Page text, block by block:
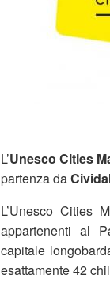
L’Unesco Cities
partenza da
L’Unesco Cities
appartenenti al
capitale
esattamente 42